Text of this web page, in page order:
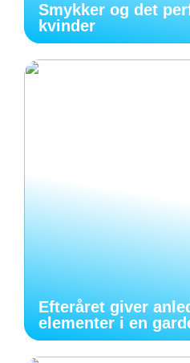
Smykker og det
kvinder
Efteråret giver
elementer i en